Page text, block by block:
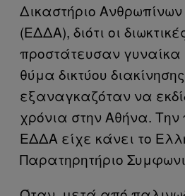
Δικαστήριο
(ΕΔΔΑ), διότι οι
προστάτευσαν γυναίκα
θύμα δικτύου
εξαναγκαζόταν να
χρόνια στην Αθήνα.
ΕΔΔΑ είχε κάνει το
Παρατηρητήριο